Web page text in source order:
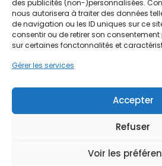
des publicités (non-)personnalisées.
nous autorisera à traiter des données
de navigation ou les ID uniques sur ce
consentir ou de retirer son
sur certaines fonctonnalités et
Gérer les services
Accepter
Refuser
Voir les
En matière de rénovation ,
Qu’il s’agisse de rénovation
rénovation de votre
énergétique de votre
contribue à un modèle plus
Rénovation
un choix
Encourager la rénovation
confortable et plus
pour l’environnement en